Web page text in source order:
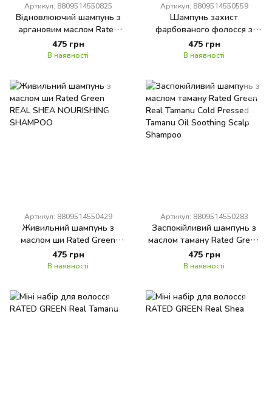
Артикул: 8809514550825
Відновлюючий шампунь з
аргановим маслом Rated
Green Real Argan Repairing
Shampoo
475 грн
В наявності
Артикул: 8809514550559
Шампунь захист
фарбованого фолосся з
екстрактом сливи Rated
Green Real Prune Color
475 грн
В наявності
Артикул: 8809514550429
Живильний шампунь з
маслом ши Rated Green
REAL SHEA NOURISHING
SHAMPOO
475 грн
В наявності
Артикул: 8809514550283
Заспокійливий шампунь з
маслом таману Rated Green
Real Tamanu Cold Pressed
Tamanu Oil Soothing Scalp
475 грн
В наявності